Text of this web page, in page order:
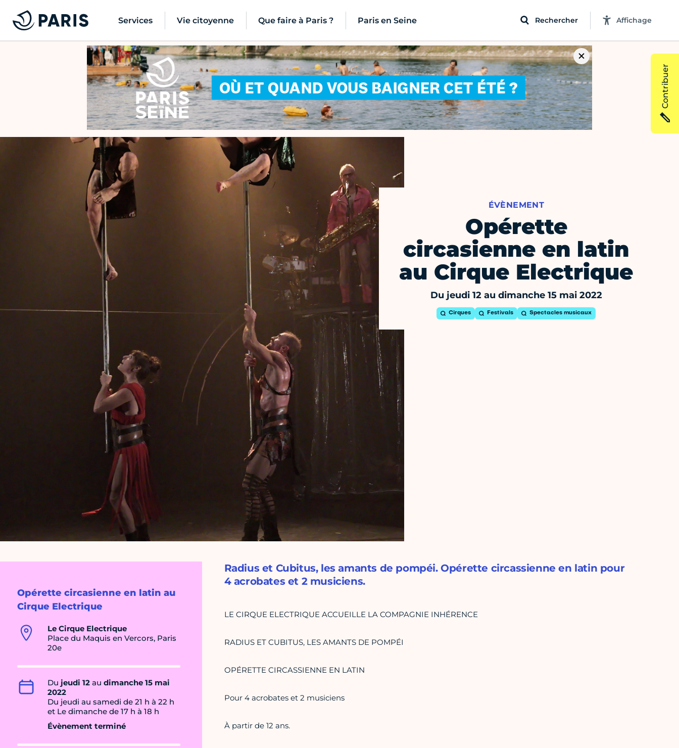
Services Vie citoyenne Que faire à Paris ? Paris en Seine Rechercher Affichage
ÉVÈNEMENT
Opérette
circasienne en latin
au Cirque Electrique
Du jeudi 12 au dimanche 15 mai 2022
Cirques Festivals Spectacles musicaux
Opérette circasienne en latin au
Cirque Electrique
Le Cirque Electrique
Place du Maquis en Vercors, Paris
20e
Du jeudi 12 au dimanche 15 mai
2022
Du jeudi au samedi de 21 h à 22 h
et Le dimanche de 17 h à 18 h
Évènement terminé
Radius et Cubitus, les amants de pompéi. Opérette circassienne en latin pour
4 acrobates et 2 musiciens.
LE CIRQUE ELECTRIQUE ACCUEILLE LA COMPAGNIE INHÉRENCE
RADIUS ET CUBITUS, LES AMANTS DE POMPÉI
OPÉRETTE CIRCASSIENNE EN LATIN
Pour 4 acrobates et 2 musiciens
À partir de 12 ans.
Contribuer